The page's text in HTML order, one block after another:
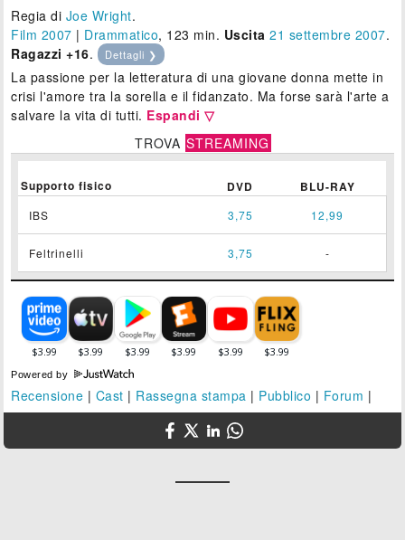
Regia di Joe Wright.
Film 2007 | Drammatico, 123 min. Uscita 21 settembre 2007.
Ragazzi +16. Dettagli ❯
La passione per la letteratura di una giovane donna mette in
crisi l'amore tra la sorella e il fidanzato. Ma forse sarà l'arte a
salvare la vita di tutti. Espandi ▽
TROVA STREAMING
Supporto fisico DVD BLU-RAY
IBS 3,75 12,99
Feltrinelli 3,75 -
Powered by
Recensione | Cast | Rassegna stampa | Pubblico | Forum |